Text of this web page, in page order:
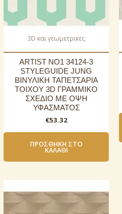
3D και γεωμετρικες
ARTIST NO1 34124-3
STYLEGUIDE JUNG
ΒΙΝΥΛΙΚΗ ΤΑΠΕΤΣΑΡΙΑ
ΤΟΙΧΟΥ 3D ΓΡΑΜΜΙΚΟ
ΣΧΕΔΙΟ ΜΕ ΟΨΗ
ΥΦΑΣΜΑΤΟΣ
€53.32
ΠΡΟΣΘΉΚΗ ΣΤΟ
ΚΑΛΆΘΙ